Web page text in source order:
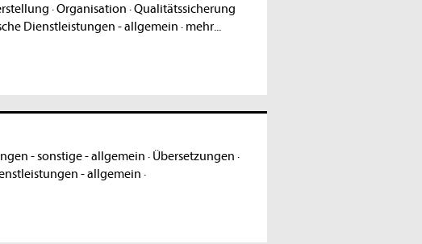
·Organisation ·Qualitätssicherung
Dienstleistungen - allgemein · mehr...
- sonstige - allgemein · Übersetzungen ·
- allgemein ·